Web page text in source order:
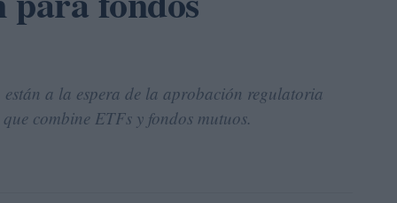
están a la espera de la aprobación regulatoria
combine ETFs y fondos mutuos.